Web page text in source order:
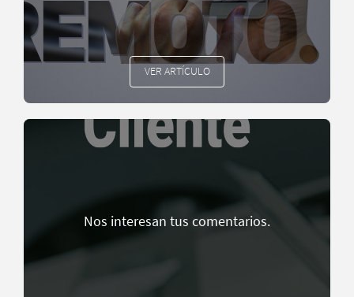
VER ARTÍCULO
Nos interesan tus comentarios.